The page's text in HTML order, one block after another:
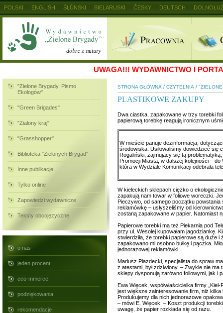
UWAGA!!! WYDAWNICTWO I
"Zielone Brygady. Pismo
Ekologów"
"Green Brigades"
"Zialony kraj"
"Grasshopper"
Biblioteka "Zielonych Brygad"
Inne publikacje
Tylko online
Zapowiedzi wydawnicze
Teksty obcojęzyczne
o nas
jeden procent
eco-mmerce
podziękowania
rekomendacje
STRONA GŁÓWNA / CZYTELNIA /
PLASTIKOWE ZAKUPY
Dwa ciastka, zapakowane w trzy torebki
papierową torebkę reagują ironicznym
W mieście panuje dezinformacja,
środowiska. Usiłowaliśmy dowiedzieć się
Rogaliński, zajmujący się tą
Promocji Miasta, w dalszej kolejności – do
która w Wydziale Komunikacji odebrała
W kieleckich sklepach ciężko o
zapakują nam towar w foliowe woreczki.
Pieczywo, od samego początku
reklamówkę – usłyszeliśmy od
zostaną zapakowane w papier. Natomiast
Papierowe torebki ma też Piekarnia pod
przy ul. Wesołej kupowałam jagodziankę.
stwierdziła, że torebki papierowe są duże
zapakowano mi osobno bułkę i pączka.
jednorazowej reklamówki.
Mariusz Piazdecki, specjalista do spraw
z atestami, był zdziwiony. – Zwykle nie
sklepy dysponują zarówno foliowymi, jak i
Ewa Więcek, współwłaścicielka firmy
jest większe zainteresowanie firm, niż
Produkujemy dla nich jednorazowe
– mówi E. Więcek. – Koszt produkcji
uwagę, że papier rozkłada się od razu.
POLSKI ENGLISH ŚLŮNSKI BIELARUSKI ČESKY DEUTSCH